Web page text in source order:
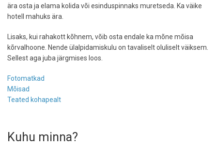
ära osta ja elama kolida või esinduspinnaks muretseda. Ka väike
hotell mahuks ära.
Lisaks, kui rahakott kõhnem, võib osta endale ka mõne mõisa
kõrvalhoone. Nende ülalpidamiskulu on tavaliselt oluliselt väiksem.
Sellest aga juba järgmises loos.
Fotomatkad
Mõisad
Teated kohapealt
Kuhu minna?